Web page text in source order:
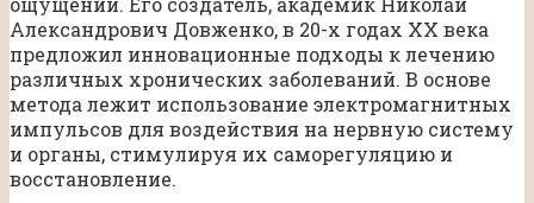
Александрович Довженко, в 20-х годах XX века
предложил инновационные подходы к лечению
различных хронических заболеваний. В основе
метода лежит использование электромагнитных
импульсов для воздействия на нервную систему
и органы, стимулируя их саморегуляцию и
восстановление.